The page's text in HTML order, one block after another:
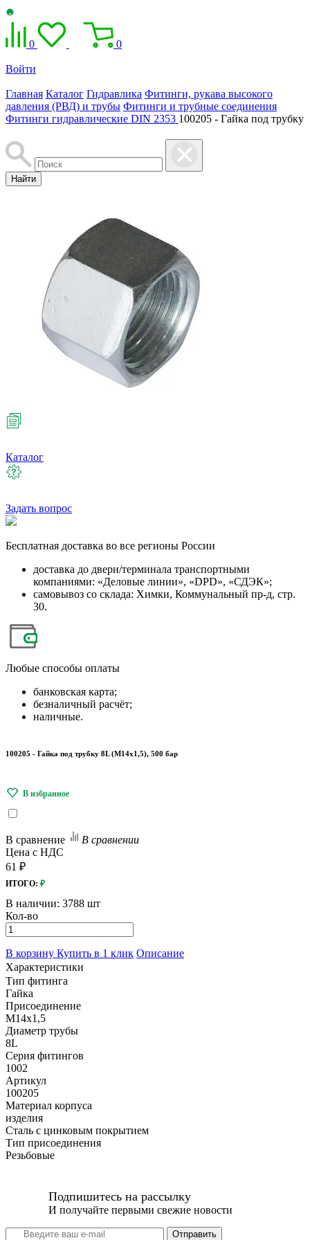
0 0
Войти
Главная Каталог Гидравлика Фитинги, рукава высокого
давления (РВД) и трубы Фитинги и трубные соединения
Фитинги гидравлические DIN 2353 100205 - Гайка под трубку
Найти
Каталог
Задать вопрос
Бесплатная доставка во все регионы России
доставка до двери/терминала транспортными
компаниями: «Деловые линии», «DPD», «СДЭК»;
самовывоз со склада: Химки, Коммунальный пр-д, стр.
30.
Любые способы оплаты
банковская карта;
безналичный расчёт;
наличные.
100205 - Гайка под трубку 8L (М14х1,5), 500 бар
В сравнение
В сравнении
Цена с НДС
61 ₽
ИТОГО: ₽
В наличии: 3788 шт
Кол-во
В корзину Купить в 1 клик Описание
Характеристики
Тип фитинга
Гайка
Присоединение
M14x1,5
Диаметр трубы
8L
Серия фитингов
1002
Артикул
100205
Материал корпуса
изделия
Сталь с цинковым покрытием
Тип присоединения
Резьбовые
Подпишитесь на рассылку
И получайте первыми свежие новости
Отправить